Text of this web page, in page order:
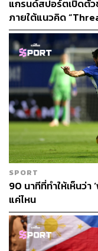
แกรนด์สปอร์ตเปิดตัว
ภายใต้แนวคิด
SPORT
90 นาทีที่ทำให้เห็นว่า
แค่ไหน